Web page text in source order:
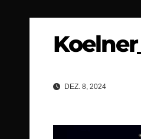
DEZ. 8, 2024